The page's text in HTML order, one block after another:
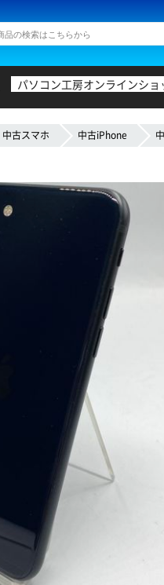
パソコン工房オンラインシ
中古スマホ 中古iPhone